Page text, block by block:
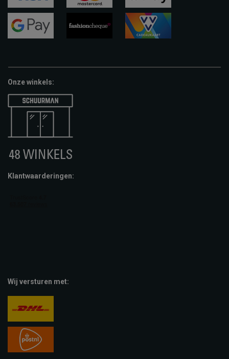
visa
apple-
pay
Onze winkels:
Klantwaarderingen:
Wij versturen met: